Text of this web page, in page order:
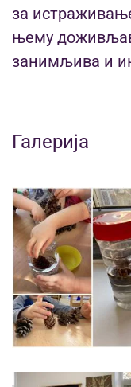
за
њему
занимљива и
Галерија